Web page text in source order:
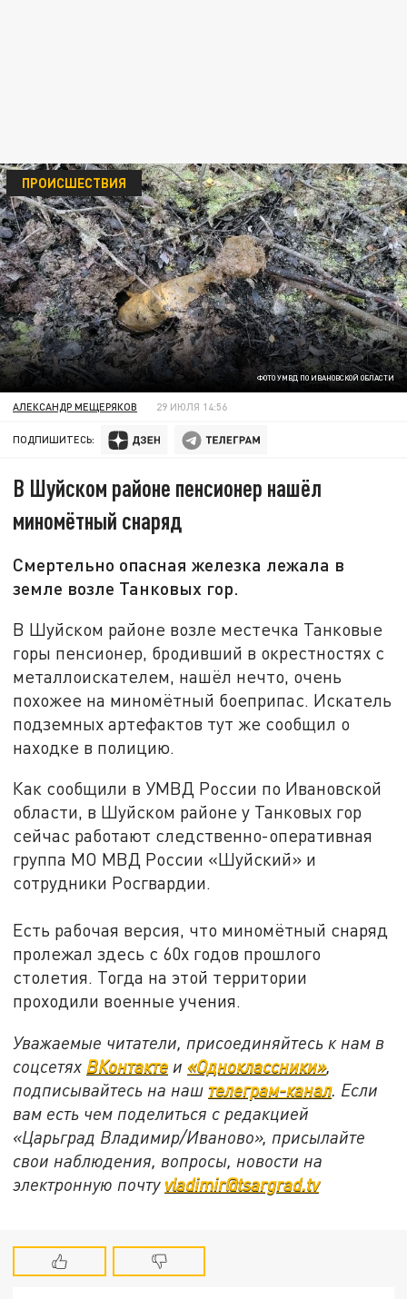
ФОТО УМВД ПО ИВАНОВСКОЙ ОБЛАСТИ
ПРОИСШЕСТВИЯ
АЛЕКСАНДР МЕЩЕРЯКОВ 29 ИЮЛЯ 14:56
ПОДПИШИТЕСЬ:
В Шуйском районе пенсионер нашёл
миномётный снаряд
Смертельно опасная железка лежала в
земле возле Танковых гор.
В Шуйском районе возле местечка Танковые
горы пенсионер, бродивший в окрестностях с
металлоискателем, нашёл нечто, очень
похожее на миномётный боеприпас. Искатель
подземных артефактов тут же сообщил о
находке в полицию.
Как сообщили в УМВД России по Ивановской
области, в Шуйском районе у Танковых гор
сейчас работают следственно-оперативная
группа МО МВД России «Шуйский» и
сотрудники Росгвардии.
Есть рабочая версия, что миномётный снаряд
пролежал здесь с 60х годов прошлого
столетия. Тогда на этой территории
проходили военные учения.
Уважаемые читатели, присоединяйтесь к нам в
соцсетях ВКонтакте и«Одноклассники»,
подписывайтесь на наш телеграм-канал. Если
вам есть чем поделиться с редакцией
«Царьград Владимир/Иваново», присылайте
свои наблюдения, вопросы, новости на
электронную почту vladimir@tsargrad.tv